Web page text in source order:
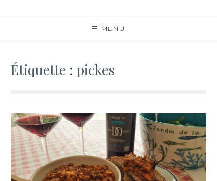
MENU
Étiquette : pickes